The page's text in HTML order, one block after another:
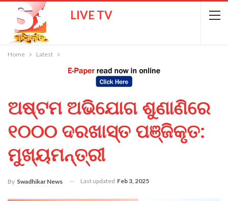
LIVE TV
Home Latest
ଅଷ୍ଟମ ଅଭିଯୋଗ ଶୁଣାଣିରେ
୧୦୦୦ ଦରଖାସ୍ତ ପଞ୍ଜିକୃତ:
ମୁଖ୍ୟମନ୍ତ୍ରୀ
By Swadhikar News Last updated Feb 3, 2025